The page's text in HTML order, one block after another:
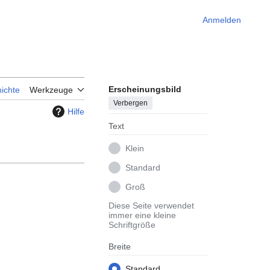
Anmelden
Werkzeuge Erscheinungsbild
Verbergen
Text
Klein
Standard
Groß
Diese Seite verwendet
immer eine kleine
Schriftgröße
Breite
Hilfe